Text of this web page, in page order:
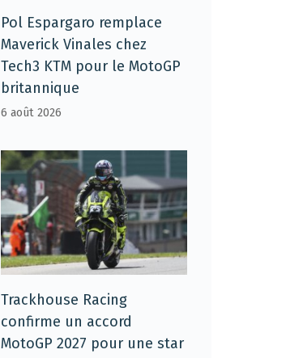
Pol Espargaro remplace
Maverick Vinales chez
Tech3 KTM pour le MotoGP
britannique
6 août 2026
Trackhouse Racing
confirme un accord
MotoGP 2027 pour une star